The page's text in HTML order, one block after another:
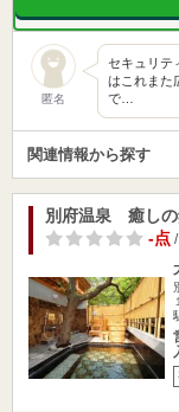
匿名
セキュリテ
はこれまた
で…
関連情報から探す
別府温泉 癒しの
-点/